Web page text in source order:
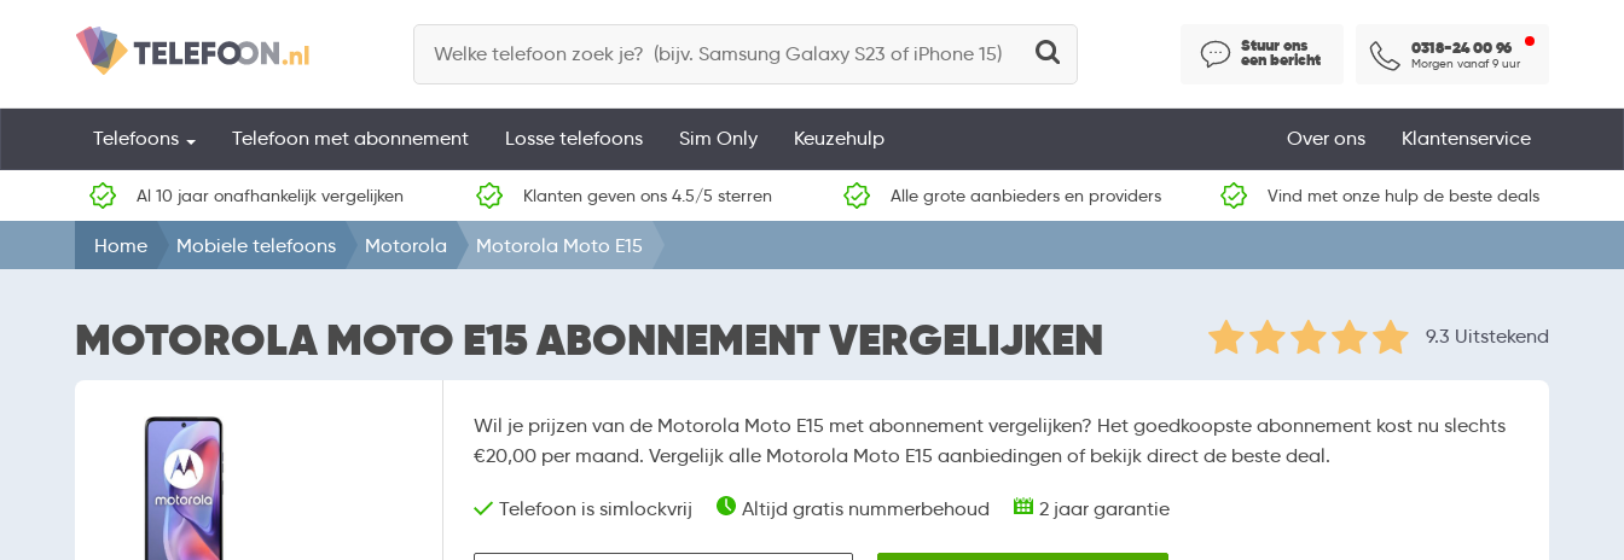
Stuur ons
een bericht
0318-24 00 96
Morgen vanaf 9 uur
Telefoons Telefoon met abonnement Losse telefoons Sim Only Keuzehulp Klantenservice
Over ons
Al 10 jaar onafhankelijk vergelijken Klanten geven ons 4.5/5 sterren Alle grote aanbieders en providers Vind met onze hulp de beste deals
Home Mobiele telefoons Motorola Motorola Moto E15
MOTOROLA MOTO E15 ABONNEMENT VERGELIJKEN 9.3 Uitstekend
Wil je prijzen van de Motorola Moto E15 met abonnement vergelijken? Het goedkoopste abonnement kost nu slechts
€20,00 per maand. Vergelijk alle Motorola Moto E15 aanbiedingen of bekijk direct de beste deal.
Telefoon is simlockvrij Altijd gratis nummerbehoud 2 jaar garantie